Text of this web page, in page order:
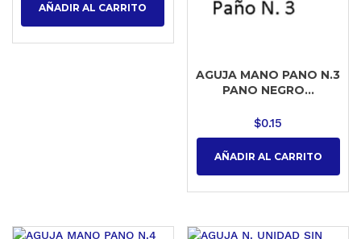
AÑADIR AL CARRITO
AGUJA MANO PANO N.3
PANO NEGRO...
$0.15
AÑADIR AL CARRITO